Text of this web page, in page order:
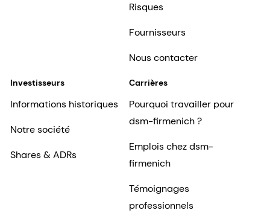
Risques
Fournisseurs
Nous contacter
Investisseurs
Informations historiques
Notre société
Shares & ADRs
Carrières
Pourquoi travailler pour
dsm-firmenich ?
Emplois chez dsm-
firmenich
Témoignages
professionnels